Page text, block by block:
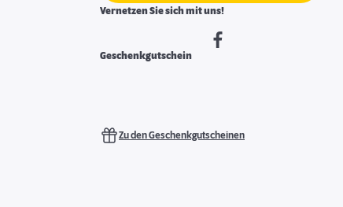
Vernetzen Sie sich mit uns!
Geschenkgutschein
Zu den Geschenkgutscheinen